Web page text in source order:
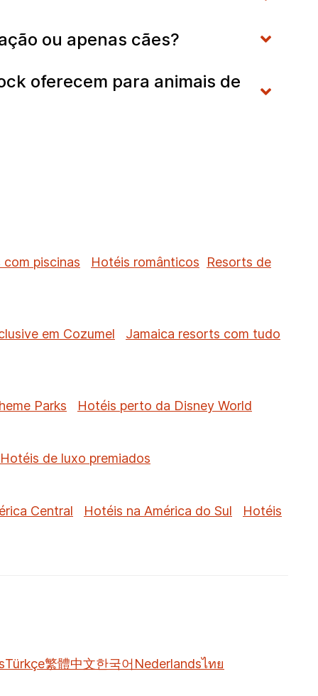
ou apenas cães?
oferecem para animais de
com piscinas Hotéis românticos
Resorts de
em Cozumel
Jamaica resorts com tudo
Parks
Hotéis perto da Disney World
Hotéis de luxo premiados
Central Hotéis na América do Sul
Hotéis
Türkçe繁體中文한국어 Nederlandsไทย